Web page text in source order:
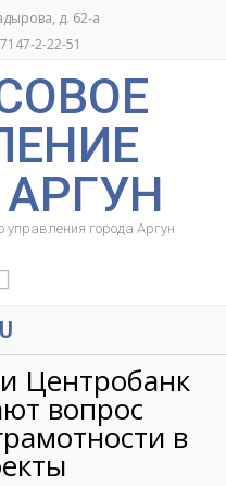
д. 62-а
2-22-51
города Аргун
Центробанк
вопрос
в